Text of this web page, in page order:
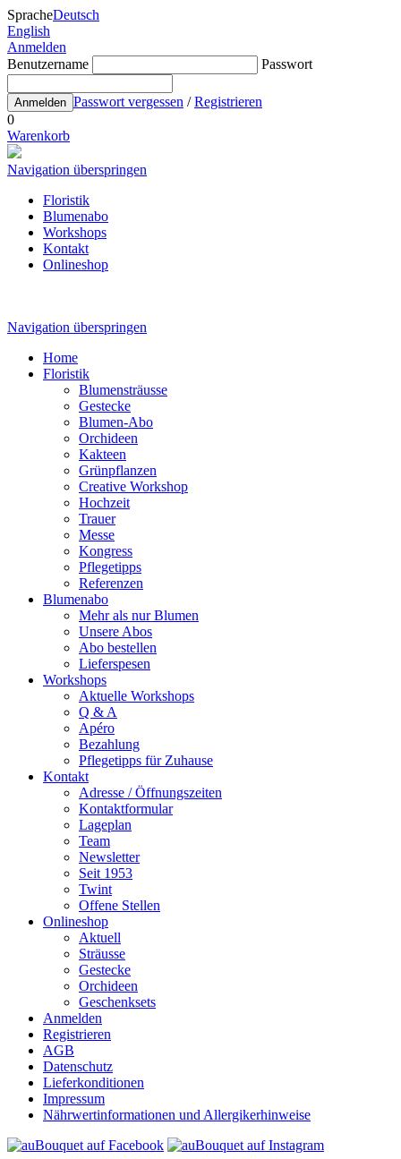
SpracheDeutsch
English
Anmelden
Benutzername
Passwort
Anmelden Passwort vergessen /Registrieren
0
Warenkorb
Navigation überspringen
Floristik
Blumenabo
Workshops
Kontakt
Onlineshop
Navigation überspringen
Home
Floristik
Blumensträusse
Gestecke
Blumen-Abo
Orchideen
Kakteen
Grünpflanzen
Creative Workshop
Hochzeit
Trauer
Messe
Kongress
Pflegetipps
Referenzen
Blumenabo
Mehr als nur Blumen
Unsere Abos
Abo bestellen
Lieferspesen
Workshops
Aktuelle Workshops
Q & A
Apéro
Bezahlung
Pflegetipps für Zuhause
Kontakt
Adresse / Öffnungszeiten
Kontaktformular
Lageplan
Team
Newsletter
Seit 1953
Twint
Offene Stellen
Onlineshop
Aktuell
Sträusse
Gestecke
Orchideen
Geschenksets
Anmelden
Registrieren
AGB
Datenschutz
Lieferkonditionen
Impressum
Nährwertinformationen und Allergikerhinweise